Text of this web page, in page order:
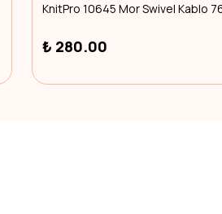
₺ 280.00